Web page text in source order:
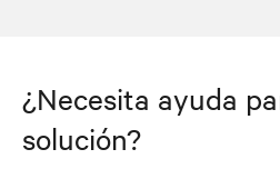
¿Necesita ayuda
solución?